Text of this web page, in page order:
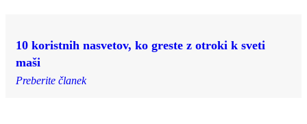
10 koristnih nasvetov, ko greste z otroki k sveti
maši
Preberite članek